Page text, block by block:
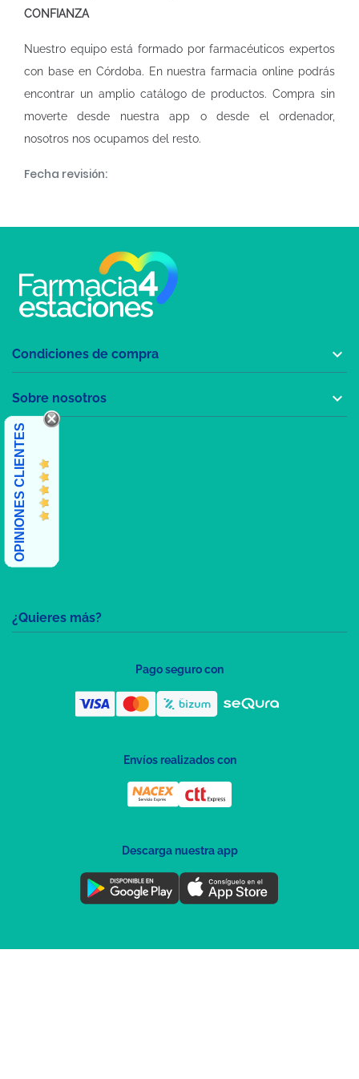
CONFIANZA
Nuestro equipo está formado por farmacéuticos expertos
con base en Córdoba. En nuestrafarmacia online podrás
encontrar un amplio catálogo de productos. Compra sin
moverte desde nuestra app o desde el ordenador,
nosotros nos ocupamos del resto.
Fecha revisión:
¿Quieres más?
Condiciones de compra 
Sobre nosotros 
OPINIONES CLIENTES
Pago seguro con
Envíos realizados con
Descarga nuestra app